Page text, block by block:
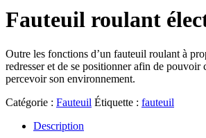
Fauteuil roulant
Outre les fonctions d’un fauteuil roulant à
redresser et de se positionner afin de
percevoir son environnement.
Catégorie : Fauteuil Étiquette : fauteuil
Description